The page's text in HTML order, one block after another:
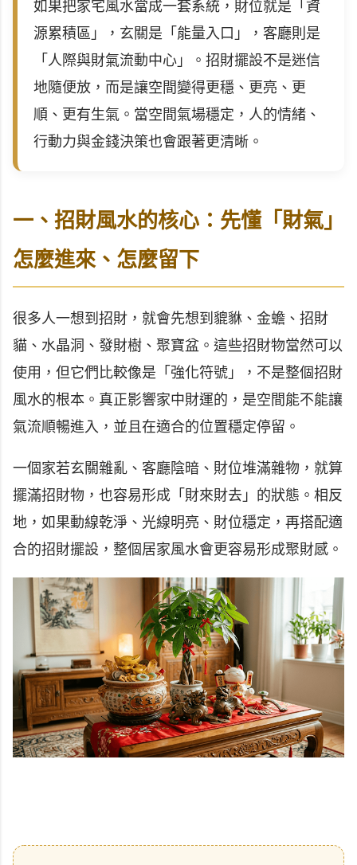
如果把家宅風水當成一套系統，財位就是「資
源累積區」，玄關是「能量入口」，客廳則是
「人際與財氣流動中心」。招財擺設不是迷信
地隨便放，而是讓空間變得更穩、更亮、更
順、更有生氣。當空間氣場穩定，人的情緒、
行動力與金錢決策也會跟著更清晰。
一、招財風水的核心：先懂「財氣」
怎麼進來、怎麼留下
很多人一想到招財，就會先想到貔貅、金蟾、招財
貓、水晶洞、發財樹、聚寶盆。這些招財物當然可以
使用，但它們比較像是「強化符號」，不是整個招財
風水的根本。真正影響家中財運的，是空間能不能讓
氣流順暢進入，並且在適合的位置穩定停留。
一個家若玄關雜亂、客廳陰暗、財位堆滿雜物，就算
擺滿招財物，也容易形成「財來財去」的狀態。相反
地，如果動線乾淨、光線明亮、財位穩定，再搭配適
合的招財擺設，整個居家風水會更容易形成聚財感。